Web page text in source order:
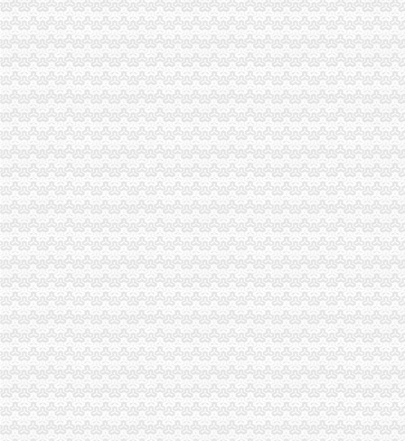
海关报关登记证书
变更人后海关报关注册登记证书要办理变更需要哪些资料？_已解决-
申请海关报关单位注册登记证书,海关报关注册信息年度报告范本,
工商动态
垫江县加微企补助资金监管
巫溪局从“五方面”重庆海关在哪里着力加纪检监察工作
巴南区工商分局海关报关注册登记证书牵头召开行政执法与刑事司法衔接工作
江津区召开微型企业协会成立大会
2010年全市海关报关登记证书地理标志助推农村经济发展显成效
市重庆海关注册登记工商局与市外经贸委建立外资登记审批合作机制
工商干校微型企业创业培训2011年第一期培训班顺利开班
涪陵局采取“一点四制”海关报关注册登记证书措施化“两法”衔接成效明显
市重庆海关在哪里局纪检组长滕科带队到双桥局开展考核考察工作
市海关报关登记证书局纪检组长滕科对璧山局提出六点工作要求
云诞生家村镇银行
渝北局重庆海关注册运用职能帮助企业融资八亿元
全市工商系统“六个必查”重庆海关注册登记筑牢食品安全监管防线
铜梁局重庆海关注册登记开拓微型企业发展新思路
全市重庆海关在哪里安全生产大排查大整大执法专项行动圆满完成
全市海关报关注册登记证书建立微型企业创业指导站1120个聘请指导员3200名
奉节局海关报关注册登记证书开通短信平台助推工作
永川局“四个加”海关报关注册登记证书化两节食品市场监管有实效
涪陵区工商分局重庆海关在哪里破解养殖业办理营业执照难题大力推进微型企